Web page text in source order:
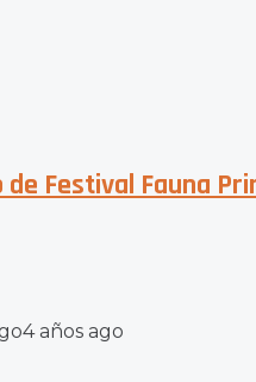
Festival Fauna
4 años ago